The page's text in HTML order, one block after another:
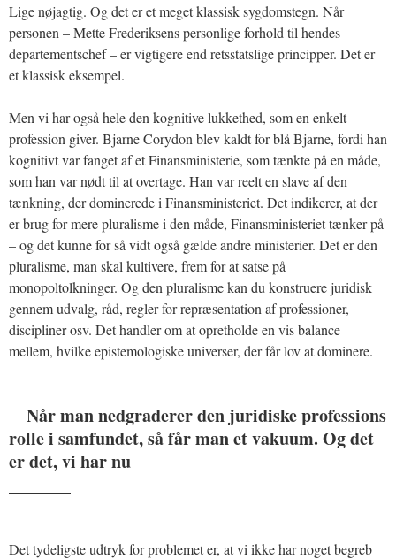
Lige nøjagtig. Og det er et meget klassisk sygdomstegn. Når
personen – Mette Frederiksens personlige forhold til hendes
departementschef – er vigtigere end retsstatslige principper. Det er
et klassisk eksempel.
Men vi har også hele den kognitive lukkethed, som en enkelt
profession giver. Bjarne Corydon blev kaldt for blå Bjarne, fordi han
kognitivt var fanget af et Finansministerie, som tænkte på en måde,
som han var nødt til at overtage. Han var reelt en slave af den
tænkning, der dominerede i Finansministeriet. Det indikerer, at der
er brug for mere pluralisme i den måde, Finansministeriet tænker på
– og det kunne for så vidt også gælde andre ministerier. Det er den
pluralisme, man skal kultivere, frem for at satse på
monopoltolkninger. Og den pluralisme kan du konstruere juridisk
gennem udvalg, råd, regler for repræsentation af professioner,
discipliner osv. Det handler om at opretholde en vis balance
mellem, hvilke epistemologiske universer, der får lov at dominere.
Når man nedgraderer den juridiske professions
rolle i samfundet, så får man et vakuum. Og det
er det, vi har nu
Det tydeligste udtryk for problemet er, at vi ikke har noget begreb